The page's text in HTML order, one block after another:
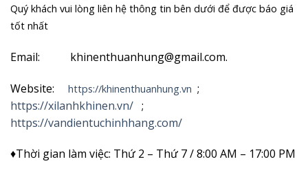
Quý khách vui lòng liên hệ thông tin bên dưới để được báo giá
tốt nhất
Email: khinenthuanhung@gmail.com.
Website: https://khinenthuanhung.vn ;
https://xilanhkhinen.vn/ ;
https://vandientuchinhhang.com/
♦Thời gian làm việc: Thứ 2 – Thứ 7 / 8:00 AM – 17:00 PM